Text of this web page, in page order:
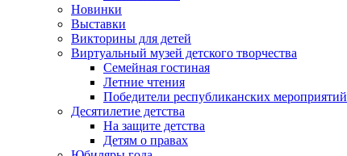
Новинки
Выставки
Викторины для детей
Виртуальный музей детского творчества
Семейная гостиная
Летние чтения
Победители республиканских мероприятий
Десятилетие детства
На защите детства
Детям о правах